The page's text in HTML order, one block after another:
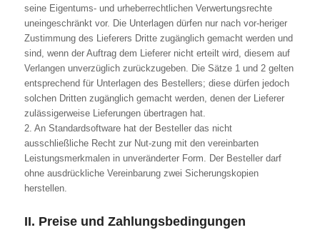
seine Eigentums- und urheberrechtlichen Verwertungsrechte
uneingeschränkt vor. Die Unterlagen dürfen nur nach vor-heriger
Zustimmung des Lieferers Dritte zugänglich gemacht werden und
sind, wenn der Auftrag dem Lieferer nicht erteilt wird, diesem auf
Verlangen unverzüglich zurückzugeben. Die Sätze 1 und 2 gelten
entsprechend für Unterlagen des Bestellers; diese dürfen jedoch
solchen Dritten zugänglich gemacht werden, denen der Lieferer
zulässigerweise Lieferungen übertragen hat.
2. An Standardsoftware hat der Besteller das nicht
ausschließliche Recht zur Nut-zung mit den vereinbarten
Leistungsmerkmalen in unveränderter Form. Der Besteller darf
ohne ausdrückliche Vereinbarung zwei Sicherungskopien
herstellen.
II. Preise und Zahlungsbedingungen